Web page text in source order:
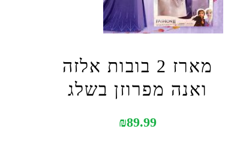
מארז 2 בובות אלזה
ואנה מפרוזן בשלג
₪89.99